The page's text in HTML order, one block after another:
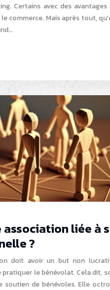
Certains avec des
commerce. Mais après tout,
liée à
?
doit avoir un but non
le bénévolat. Cela dit,
de bénévoles. Elle